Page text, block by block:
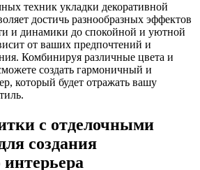
техник укладки декоративной
достичь разнообразных эффектов
и динамики до спокойной и уютной
от ваших предпочтений и
Комбинируя различные цвета и
создать гармоничный и
который будет отражать вашу
с отделочными
создания